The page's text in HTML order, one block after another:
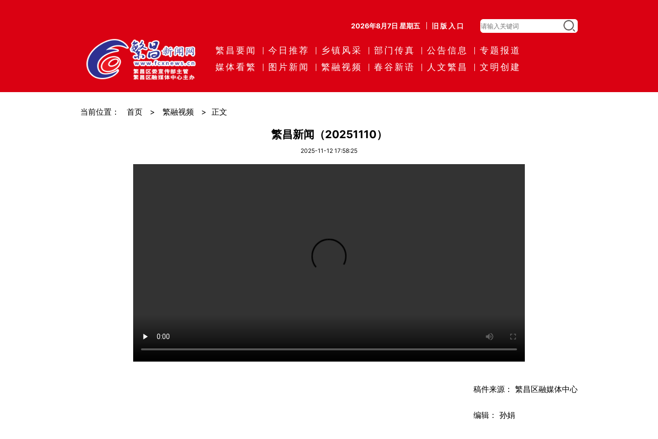
2026年8月7日 星期五 旧版入口
繁昌要闻 今日推荐 乡镇风采 部门传真 公告信息
专题报道
媒体看繁
图片新闻 繁融视频 春谷新语 人文繁昌 文明创建
当前位置： 首页 > 繁融视频 > 正文
繁昌新闻（20251110）
2025-11-12 17:58:25
稿件来源： 繁昌区融媒体中心
编辑： 孙娟